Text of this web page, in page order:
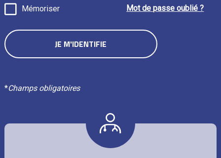
Mémoriser Mot de passe oublié ?
*Champs obligatoires